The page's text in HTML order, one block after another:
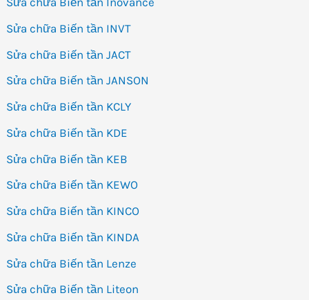
Sửa chữa Biến tần INVT
Sửa chữa Biến tần JACT
Sửa chữa Biến tần JANSON
Sửa chữa Biến tần KCLY
Sửa chữa Biến tần KDE
Sửa chữa Biến tần KEB
Sửa chữa Biến tần KEWO
Sửa chữa Biến tần KINCO
Sửa chữa Biến tần KINDA
Sửa chữa Biến tần Lenze
Sửa chữa Biến tần Liteon